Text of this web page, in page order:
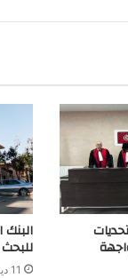
11 ديسمبر 2025